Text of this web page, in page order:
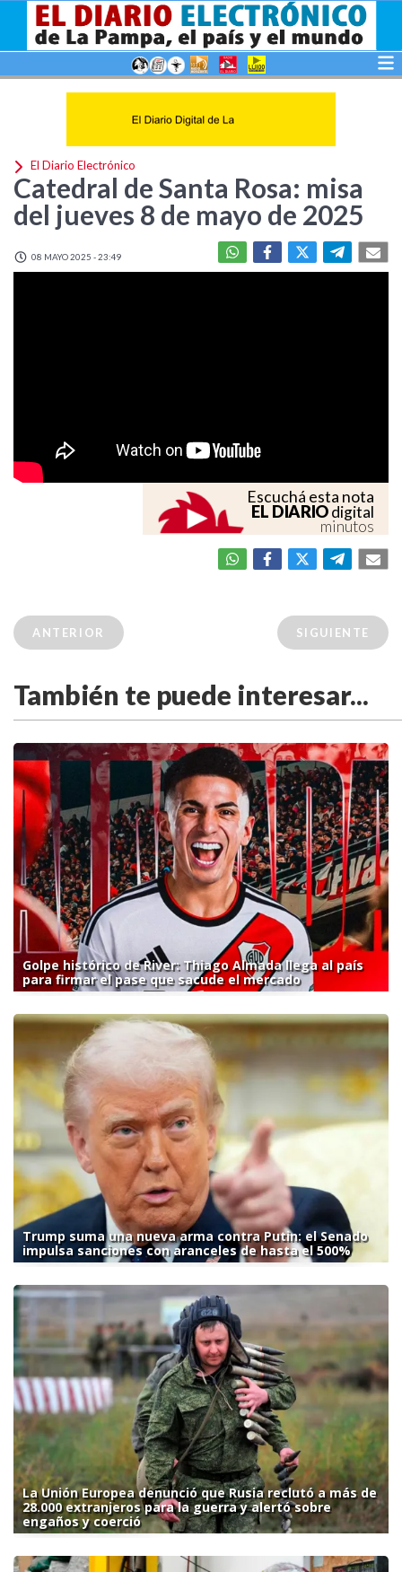
El Diario Electrónico
Catedral de Santa Rosa: misa
del jueves 8 de mayo de 2025
08 MAYO 2025 - 23:49
Escuchá esta nota
EL DIARIOdigital
minutos
ANTERIOR SIGUIENTE
También te puede interesar...
Golpe histórico de River: Thiago Almada llega al país
para firmar el pase que sacude el mercado
Trump suma una nueva arma contra Putin: el Senado
impulsa sanciones con aranceles de hasta el 500%
La Unión Europea denunció que Rusia reclutó a más de
28.000 extranjeros para la guerra y alertó sobre
engaños y coerció